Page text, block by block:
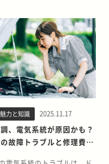
能性が高いといえます。そ
は、スポーツカーのような
ないものの、日本製の商用
ワゴンに対する海外からの需
るからです。 日本製商用車の
その高い耐久性と信頼性に
す。エキスパートは、日本の
ジネス環境で長期間の使用
設計がされており、そのタ
外市場でも評価されるポイ
。特に、アウトドアやカス
車に近い加速や乗り味であ
徴的です。 パラレル方式
ジンを主体としてモーター
加速をする際のサポートに
イプです。ガソリン車から
たときの違和感がもっとも
いわれています。 シリー
レル複合方式は、エンジン
ーを状況に応じて効率よく
る仕組みです。たとえば、
低速走行時はモーターのみ
走行時は主にエンジンを利
時にフンが焼き付き塗装が
る 夏の陽射しなどで車体が高
と、鳥のフンによるダメー
速度が格段に速くなりま
フンに含まれる油分は、ク
装になじみやすい成分で
柔らかくなった状態の塗装
が付着すると、油分が塗装
ながら焼き付いてしまいま
に、フンが塗装面に張り付
固まってしまうと、シミへ
す。黒や濃色のクルマは熱
っとりと濡れている場合、
の雨漏りかもしれません。
、雨漏りの原因と特定する
処法について解説します。
ッキン（ゴム）の劣化 もっと
因は、ドアの縁についてい
パーツ、ゴムパッキン（ウ
トリップ）の劣化です。 ウ
トリップはドアとボディの
埋め、外からの雨風やほこ
などを防ぐ重要なパーツで
し、長年の使用によって硬
割れが生じると、密着性が
たは一部が保険金で賄われ
金銭的な負担を軽減できま
し、基本的に翌年の保険料
ため、車両保険を使うべき
かは慎重に判断することが大
この記事では、25年以上に
旧車・クラシックカーを
険を使った修理の流れや、
うべきかの判断基準、過失
る費用の違いなどについて
説します。 【この記事でわ
】 ・車両保険の補償内容
力と知識 2025.11.17
、電気系統が原因かも？
故障トラブルと修理費用